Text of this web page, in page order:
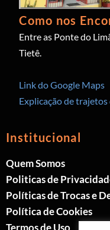
Como nos
Entre as Ponte do
Tietê.
Link do Google Maps
Explicação de
Institucional
Quem Somos
Politicas de
Políticas de Trocas e
Política de Cookies
Termos de Uso